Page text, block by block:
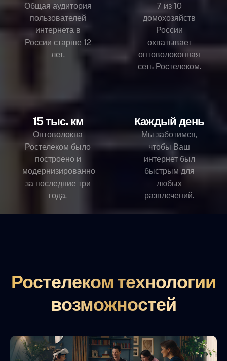
Общая аудитория
пользователей
интернета в
России старше 12
лет.
7 из 10
домохозяйств
России
охватывает
оптоволоконная
сеть Ростелеком.
15 тыс. км
Оптоволокна
Ростелеком было
построено и
модернизированно
за последние три
года.
Каждый день
Мы заботимся,
чтобы Ваш
интернет был
быстрым для
любых
развлечений.
Ростелеком технологии
возможностей